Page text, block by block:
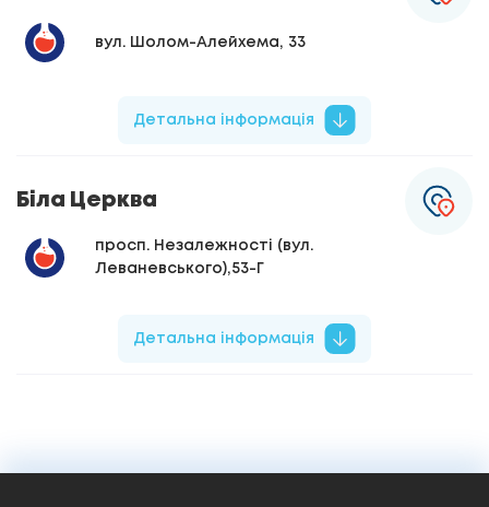
вул. Шолом-Алейхема, 33
Детальна інформація
Біла Церква
просп. Незалежності (вул.
Леваневського),53-Г
Детальна інформація